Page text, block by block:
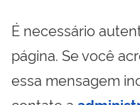
É necessário
página. Se você
essa mensagem